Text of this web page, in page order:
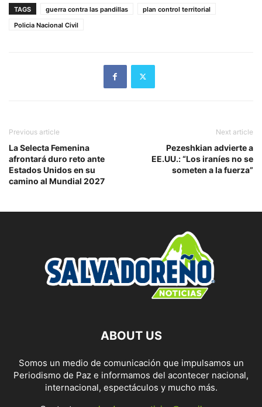
TAGS guerra contra las pandillas
plan control territorial
Policia Nacional Civil
Previous article
La Selecta Femenina
afrontará duro reto ante
Estados Unidos en su
camino al Mundial 2027
Next article
Pezeshkian advierte a
EE.UU.: “Los iraníes no se
someten a la fuerza”
ABOUT US
Somos un medio de comunicación que impulsamos un
Periodismo de Paz e informamos del acontecer nacional,
internacional, espectáculos y mucho más.